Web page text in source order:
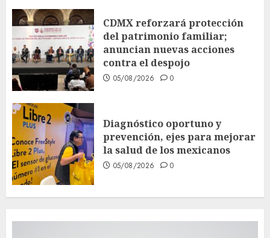
CDMX reforzará protección
del patrimonio familiar;
anuncian nuevas acciones
contra el despojo
05/08/2026 0
Diagnóstico oportuno y
prevención, ejes para mejorar
la salud de los mexicanos
05/08/2026 0